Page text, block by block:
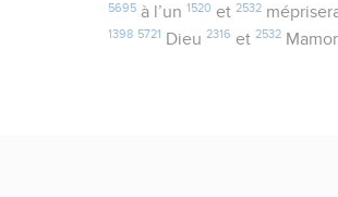
5695 à l’un 1520 et2532
1398 5721 Dieu2316 et2532